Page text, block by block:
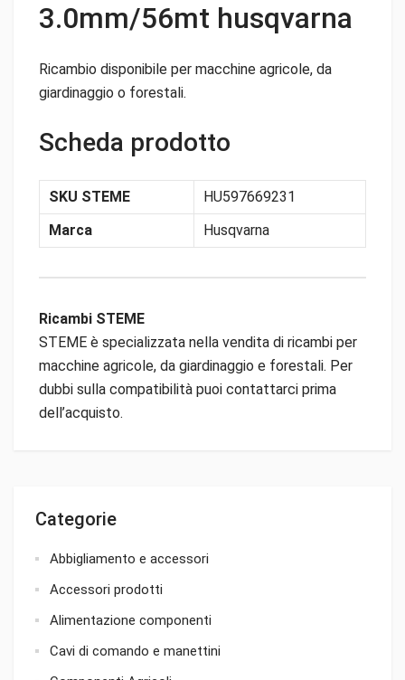
Categorie
Abbigliamento e accessori
Accessori prodotti
Alimentazione componenti
Cavi di comando e manettini
3.0mm/56mt husqvarna
Ricambio disponibile per macchine agricole, da
giardinaggio o forestali.
Scheda prodotto
SKU STEME
HU597669231
Marca
Husqvarna
Ricambi STEME
STEME è specializzata nella vendita di ricambi per
macchine agricole, da giardinaggio e forestali. Per
dubbi sulla compatibilità puoi contattarci prima
dell’acquisto.